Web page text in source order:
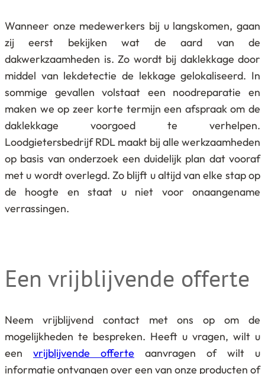
Wanneer onze medewerkers bij u langskomen, gaan
zij eerst bekijken wat de aard van de
dakwerkzaamheden is. Zo wordt bij daklekkage door
middel van lekdetectie de lekkage gelokaliseerd. In
sommige gevallen volstaat een noodreparatie en
maken we op zeer korte termijn een afspraak om de
daklekkage voorgoed te verhelpen.
Loodgietersbedrijf RDL maakt bij alle werkzaamheden
op basis van onderzoek een duidelijk plan dat vooraf
met u wordt overlegd. Zo blijft u altijd van elke stap op
de hoogte en staat u niet voor onaangename
verrassingen.
Een vrijblijvende offerte
Neem vrijblijvend contact met ons op om de
mogelijkheden te bespreken. Heeft u vragen, wilt u
een vrijblijvende offerte aanvragen of wilt u
informatie ontvangen over een van onze producten of